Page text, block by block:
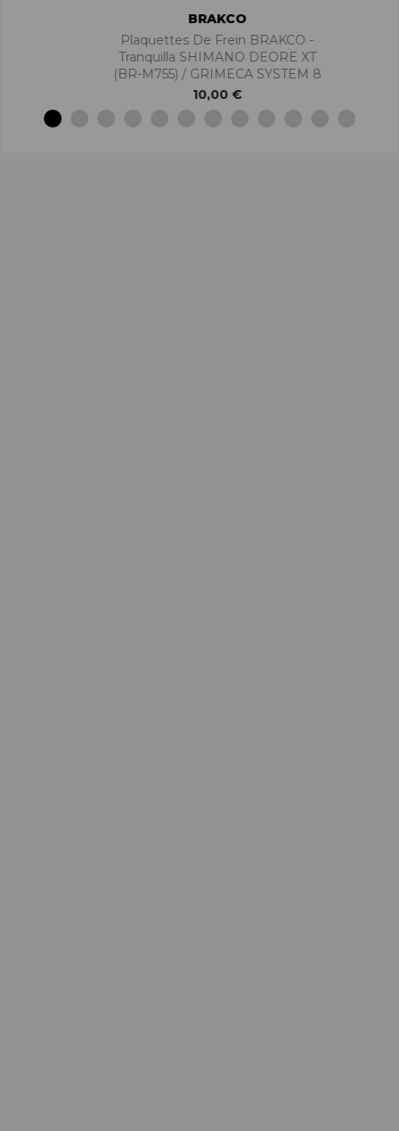
BRAKCO
Plaquettes De Frein BRAKCO -
Tranquilla SHIMANO DEORE XT
(BR-M755) / GRIMECA SYSTEM 8
10,00 €